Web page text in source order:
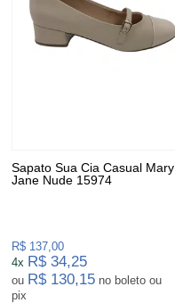
Sapato Sua Cia Casual Mary
Jane Nude 15974
R$ 137,00
4x R$ 34,25
ou R$ 130,15 no boleto ou
pix